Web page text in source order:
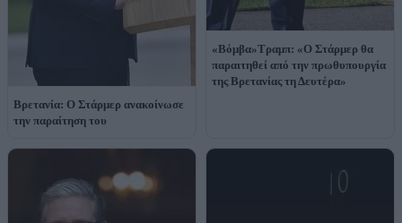
Βρετανία: Ο Στάρμερ ανακοίνωσε
την παραίτηση του
«Βόμβα»Τραμπ: «Ο Στάρμερ θα
παραιτηθεί από την πρωθυπουργία
της Βρετανίας τη Δευτέρα»